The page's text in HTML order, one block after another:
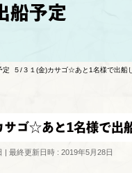
船予定
定 ５/３１(金)カサゴ☆あと1名様で出船
サゴ☆あと1名様で出
最終更新日時 : 2019年5月28日